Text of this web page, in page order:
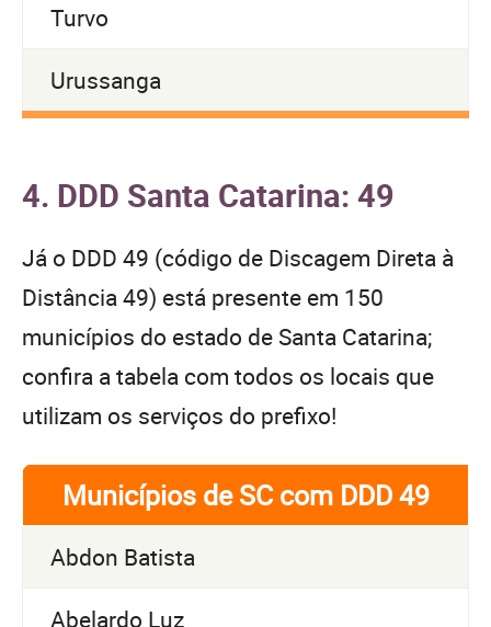
Turvo
Urussanga
4. DDD Santa Catarina: 49
Já o DDD 49 (código de Discagem Direta à
Distância 49) está presente em 150
municípios do estado de Santa Catarina;
confira a tabela com todos os locais que
utilizam os serviços do prefixo!
Municípios de SC com DDD 49
Abdon Batista
Abelardo Luz